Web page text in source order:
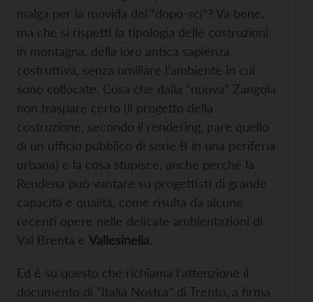
malga per la movida del “dopo-sci”? Va bene,
ma che si rispetti la tipologia delle costruzioni
in montagna, della loro antica sapienza
costruttiva, senza umiliare l’ambiente in cui
sono collocate. Cosa che dalla “nuova” Zangola
non traspare certo (il progetto della
costruzione, secondo il rendering, pare quello
di un ufficio pubblico di serie B in una periferia
urbana) e la cosa stupisce, anche perché la
Rendena può vantare su progettisti di grande
capacità e qualità, come risulta da alcune
recenti opere nelle delicate ambientazioni di
Val Brenta e Vallesinella.
Ed è su questo che richiama l’attenzione il
documento di “Italia Nostra” di Trento, a firma